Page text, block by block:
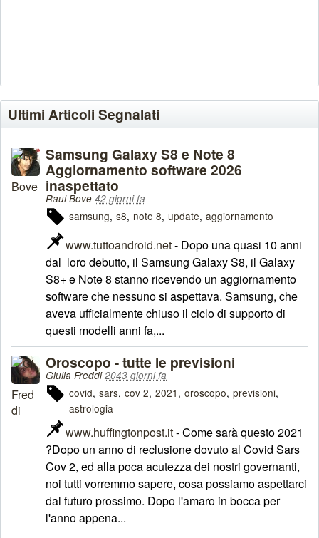
Ultimi Articoli Segnalati
Samsung Galaxy S8 e Note 8
Aggiornamento software 2026
inaspettato
Raul Bove 42 giorni fa
samsung s8 note 8 update aggiornamento
www.tuttoandroid.net- Dopo una quasi 10 anni
dal loro debutto, il Samsung Galaxy S8, il Galaxy
S8+ e Note 8 stanno ricevendo un aggiornamento
software che nessuno si aspettava. Samsung, che
aveva ufficialmente chiuso il ciclo di supporto di
questi modelli anni fa,...
Oroscopo - tutte le previsioni
Giulia Freddi 2043 giorni fa
covid sars cov 2 2021 oroscopo previsioni
astrologia
www.huffingtonpost.it- Come sarà questo 2021
?Dopo un anno di reclusione dovuto al Covid Sars
Cov 2, ed alla poca acutezza dei nostri governanti,
noi tutti vorremmo sapere, cosa possiamo aspettarci
dal futuro prossimo. Dopo l'amaro in bocca per
l'anno appena...